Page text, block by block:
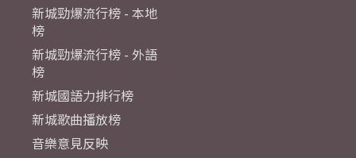
新城勁爆流行榜 - 本地
榜
新城勁爆流行榜 - 外語
榜
新城國語力排行榜
新城歌曲播放榜
音樂意見反映